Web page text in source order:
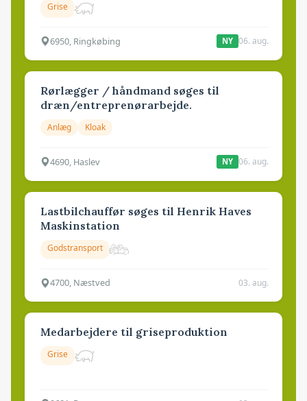
Grise
6950, Ringkøbing NY 06. aug.
Rørlægger / håndmand søges til
dræn/entreprenørarbejde.
Anlæg Kloak
4690, Haslev NY 06. aug.
Lastbilchauffør søges til Henrik Haves
Maskinstation
Godstransport
4700, Næstved 03. aug.
Medarbejdere til griseproduktion
Grise